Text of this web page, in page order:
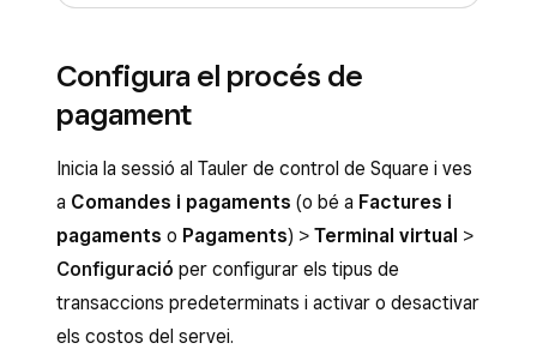
Configura el procés de
pagament
Inicia la sessió al Tauler de control de Square i ves
a Comandes i pagaments (o bé a Factures i
pagaments o Pagaments) > Terminal virtual >
Configuració per configurar els tipus de
transaccions predeterminats i activar o desactivar
els costos del servei.